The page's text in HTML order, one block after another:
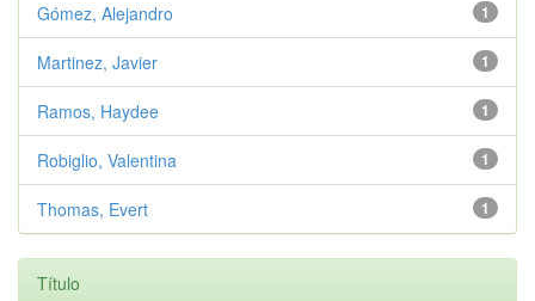
1
Gómez, Alejandro
1
Martinez, Javier
1
Ramos, Haydee
1
Robiglio, Valentina
1
Thomas, Evert
Título